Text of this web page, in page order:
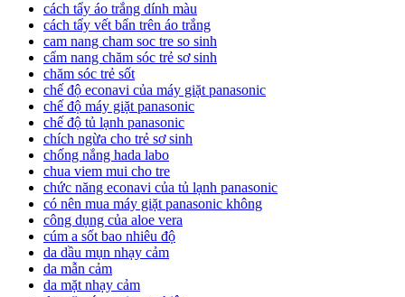
cách tẩy áo trắng dính màu
cách tẩy vết bẩn trên áo trắng
cam nang cham soc tre so sinh
cẩm nang chăm sóc trẻ sơ sinh
chăm sóc trẻ sốt
chế độ econavi của máy giặt panasonic
chế độ máy giặt panasonic
chế độ tủ lạnh panasonic
chích ngừa cho trẻ sơ sinh
chống nắng hada labo
chua viem mui cho tre
chức năng econavi của tủ lạnh panasonic
có nên mua máy giặt panasonic không
công dụng của aloe vera
cúm a sốt bao nhiêu độ
da dầu mụn nhạy cảm
da mẫn cảm
da mặt nhạy cảm